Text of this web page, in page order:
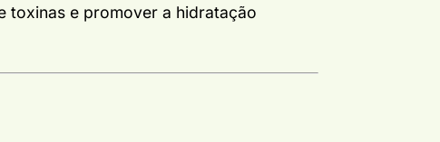
toxinas e promover a hidratação